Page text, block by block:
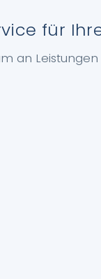
für
an Leistungen